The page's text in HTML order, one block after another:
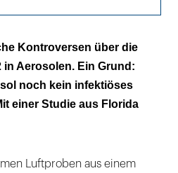
2 bis 4,80 Metern Abstand
Viren Ergebnis der
Kontroversen über die
in Aerosolen. Ein Grund:
noch kein infektiöses
einer Studie aus Florida
Luftproben aus einem